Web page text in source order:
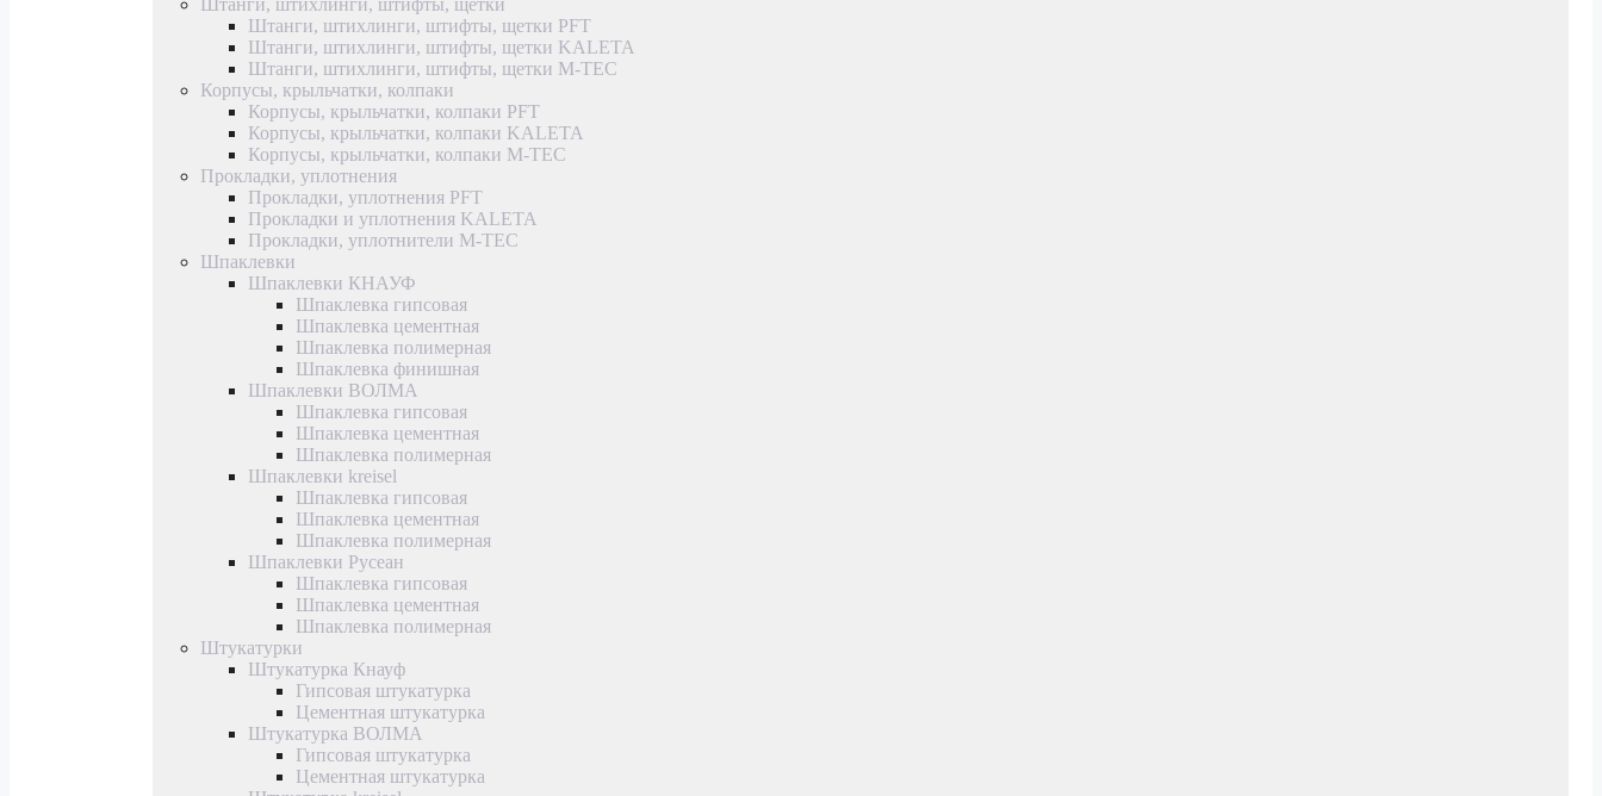
Штанги, штихлинги, штифты, щетки PFT
Штанги, штихлинги, штифты, щетки KALETA
Штанги, штихлинги, штифты, щетки M-TEC
Корпусы, крыльчатки, колпаки
Корпусы, крыльчатки, колпаки PFT
Корпусы, крыльчатки, колпаки KALETA
Корпусы, крыльчатки, колпаки M-TEC
Прокладки, уплотнения
Прокладки, уплотнения PFT
Прокладки и уплотнения KALETA
Прокладки, уплотнители M-TEC
Шпаклевки
Шпаклевки КНАУФ
Шпаклевка гипсовая
Шпаклевка цементная
Шпаклевка полимерная
Шпаклевка финишная
Шпаклевки ВОЛМА
Шпаклевка гипсовая
Шпаклевка цементная
Шпаклевка полимерная
Шпаклевки kreisel
Шпаклевка гипсовая
Шпаклевка цементная
Шпаклевка полимерная
Шпаклевки Русеан
Шпаклевка гипсовая
Шпаклевка цементная
Шпаклевка полимерная
Штукатурки
Штукатурка Кнауф
Гипсовая штукатурка
Цементная штукатурка
Штукатурка ВОЛМА
Гипсовая штукатурка
Цементная штукатурка